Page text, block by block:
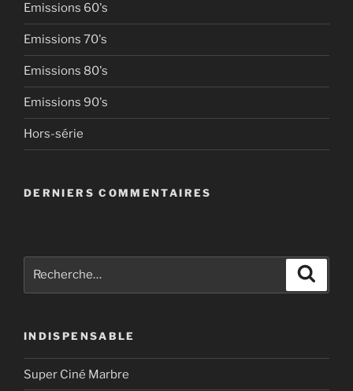
Emissions 60's
Emissions 70's
Emissions 80's
Emissions 90's
Hors-série
DERNIERS COMMENTAIRES
INDISPENSABLE
Super Ciné Marbre